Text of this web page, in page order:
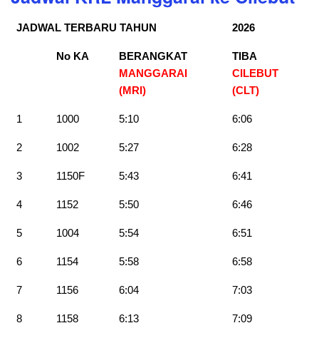
JADWAL TERBARU TAHUN 2026
No KA
BERANGKAT
MANGGARAI
(MRI)
TIBA
CILEBUT
(CLT)
1 1000 5:10 6:06
2 1002 5:27 6:28
3 1150F 5:43 6:41
4 1152 5:50 6:46
5 1004 5:54 6:51
6 1154 5:58 6:58
7 1156 6:04 7:03
8 1158 6:13 7:09